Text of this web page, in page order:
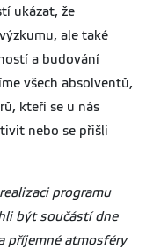
ukázat, že
ale také
a budování
všech absolventů,
kteří se u nás
nebo se přišli
programu
být součástí dne
příjemné atmosféry